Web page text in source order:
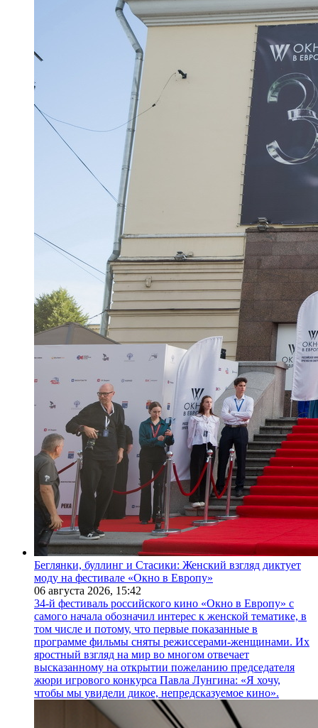
Беглянки, буллинг и Стасики: Женский взгляд диктует
моду на фестивале «Окно в Европу»
06 августа 2026, 15:42
34-й фестиваль российского кино «Окно в Европу» с
самого начала обозначил интерес к женской тематике, в
том числе и потому, что первые показанные в
программе фильмы сняты режиссерами-женщинами. Их
яростный взгляд на мир во многом отвечает
высказанному на открытии пожеланию председателя
жюри игрового конкурса Павла Лунгина: «Я хочу,
чтобы мы увидели дикое, непредсказуемое кино».